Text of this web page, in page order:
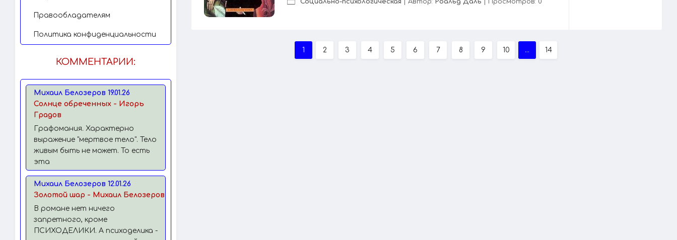
Правообладателям
Политика конфиденциальности
КОММЕНТАРИИ:
Михаил Белозеров 19.01.26
Солнце обреченных - Игорь
Градов
Графомания. Характерно
выражение "мертвое тело". Тело
живым быть не может. То есть
эта
Михаил Белозеров 12.01.26
Золотой шар - Михаил Белозеров
В романе нет ничего
запретного, кроме
ПСИХОДЕЛИКИ. А психоделика -
1 2 3 4 5 6 7 8 9 10 ... 14